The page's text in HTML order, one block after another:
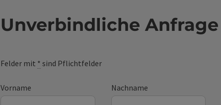
Unverbindliche Anfrage
Felder mit * sind Pflichtfelder
Vorname Nachname